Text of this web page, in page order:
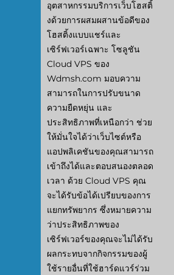
อุตสาหกรรมบริการเว็บโฮสติ้
งด้วยการผสมผสานข้อดีของ
โฮสติ้งแบบแชร์และ
เซิร์ฟเวอร์เฉพาะ โซลูชัน
Cloud VPS ของ
Wdmsh.com มอบความ
สามารถในการปรับขนาด
ความยืดหยุ่น และ
ประสิทธิภาพที่เหนือกว่า ช่วย
ให้มั่นใจได้ว่าเว็บไซต์หรือ
แอปพลิเคชันของคุณสามารถ
เข้าถึงได้และตอบสนองตลอด
เวลา ด้วย Cloud VPS คุณ
จะได้รับข้อได้เปรียบของการ
แยกทรัพยากร ซึ่งหมายความ
ว่าประสิทธิภาพของ
เซิร์ฟเวอร์ของคุณจะไม่ได้รับ
ผลกระทบจากกิจกรรมของผู้
ใช้รายอื่นที่ใช้ฮาร์ดแวร์ร่วม